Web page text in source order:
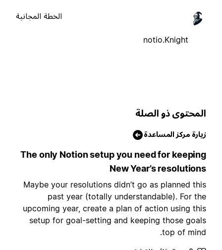
notio.Knight
الخطة المجانية
ذو الصلة
مركز المساعدة
The only Notion setup you need for
New Year’s
Maybe your resolutions didn’t go as planned
past year (totally understandable). For
upcoming year, create a plan of action using
setup for goal-setting and keeping those
top of